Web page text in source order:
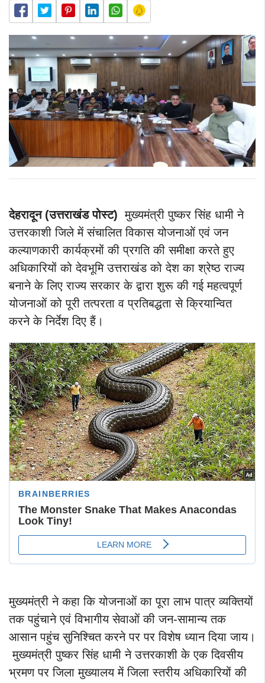
देहरादून (उत्तराखंड पोस्ट) मुख्यमंत्री पुष्कर सिंह धामी ने
उत्तरकाशी जिले में संचालित विकास योजनाओं एवं जन
कल्याणकारी कार्यक्रमों की प्रगति की समीक्षा करते हुए
अधिकारियों को देवभूमि उत्तराखंड को देश का श्रेष्ठ राज्य
बनाने के लिए राज्य सरकार के द्वारा शुरू की गई महत्वपूर्ण
योजनाओं को पूरी तत्परता व प्रतिबद्धता से क्रियान्वित
करने के निर्देश दिए हैं।
मुख्यमंत्री ने कहा कि योजनाओं का पूरा लाभ पात्र व्यक्तियों
तक पहुंचाने एवं विभागीय सेवाओं की जन-सामान्य तक
आसान पहुंच सुनिश्चित करने पर पर विशेष ध्यान दिया जाय।
मुख्यमंत्री पुष्कर सिंह धामी ने उत्तरकाशी के एक दिवसीय
भ्रमण पर जिला मुख्यालय में जिला स्तरीय अधिकारियों की